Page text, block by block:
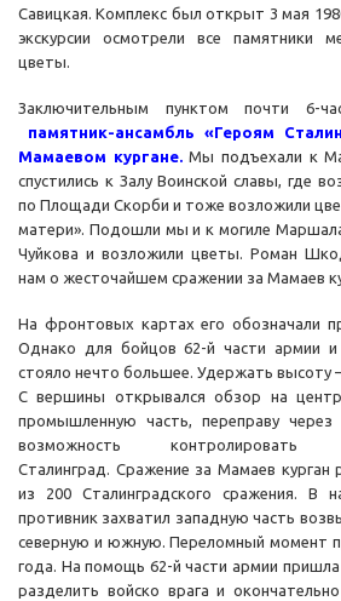
Савицкая. Комплекс был открыт 3 мая
экскурсии осмотрели все памятники
цветы.
Заключительным пунктом почти 6-
памятник-ансамбль «Героям
Мамаевом кургане.Мы подъехали к
спустились к Залу Воинской славы, где
по Площади Скорби и тоже возложили
матери». Подошли мы и к могиле
Чуйкова и возложили цветы. Роман
нам о жесточайшем сражении за Мамаев
На фронтовых картах его обозначали
Однако для бойцов 62-й части армии
стояло нечто большее. Удержать высоту
С вершины открывался обзор на
промышленную часть, переправу через
возможность контролировать
Сталинград. Сражение за Мамаев курган
из 200 Сталинградского сражения. В
противник захватил западную часть
северную и южную. Переломный момент
года. На помощь 62-й части армии пришла
разделить войско врага и